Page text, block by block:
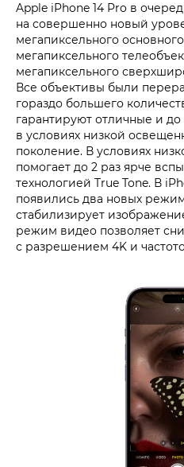
Apple iPhone 14 Pro в
на совершенно новый
мегапиксельного
мегапиксельного
мегапиксельного
Все объективы были
гораздо большего
гарантируют отличные и
в условиях низкой
поколение. В условиях
помогает до 2 раз ярче
технологией True Tone. В
появились два новых
стабилизирует
режим видео позволяет
с разрешением 4K и